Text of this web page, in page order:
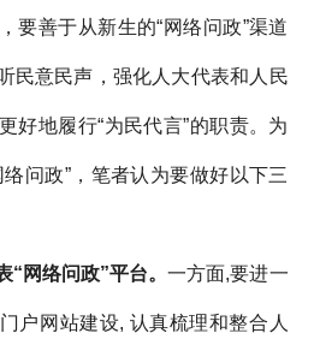
要善于从新生的“网络问政”渠道
民意民声，强化人大代表和人民
好地履行“为民代言”的职责。为
问政”，笔者认为要做好以下三
“网络问政”平台。一方面,要进一
户网站建设, 认真梳理和整合人